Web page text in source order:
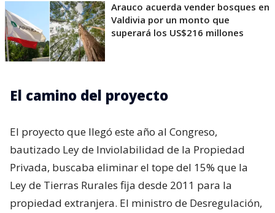
Arauco acuerda vender bosques en
Valdivia por un monto que
superará los US$216 millones
El camino del proyecto
El proyecto que llegó este año al Congreso,
bautizado Ley de Inviolabilidad de la Propiedad
Privada, buscaba eliminar el tope del 15% que la
Ley de Tierras Rurales fija desde 2011 para la
propiedad extranjera. El ministro de Desregulación,